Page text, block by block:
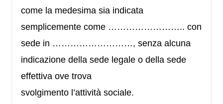
come la medesima sia indicata
semplicemente come …………………….. con
sede in ………………………, senza alcuna
indicazione della sede legale o della sede
effettiva ove trova
svolgimento l’attività sociale.